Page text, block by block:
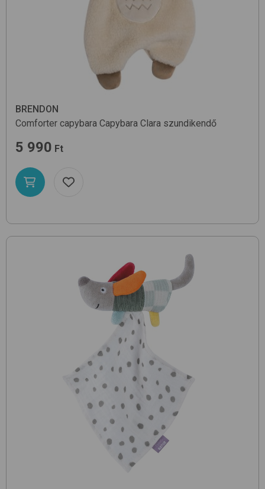
BRENDON
Comforter capybara Capybara Clara szundikendő
5 990 Ft